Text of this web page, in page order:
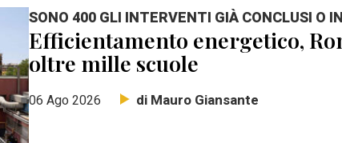
SONO 400 GLI INTERVENTI GIÀ CONCLUSI O
Efficientamento energetico,
oltre mille scuole
06 Ago 2026 di Mauro Giansante